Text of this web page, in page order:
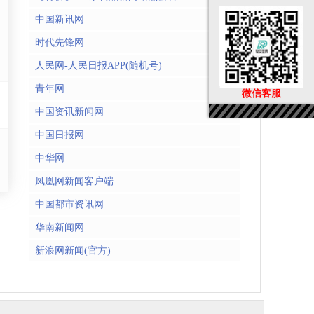
中国新讯网
时代先锋网
人民网-人民日报APP(随机号)
青年网
中国资讯新闻网
中国日报网
中华网
凤凰网新闻客户端
中国都市资讯网
华南新闻网
新浪网新闻(官方)
微信客服